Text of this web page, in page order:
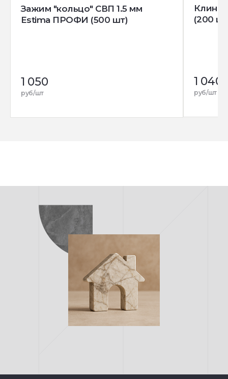
Зажим "кольцо" СВП 1.5 мм
Estima ПРОФИ (500 шт)
1 050
руб/шт
Клин
(200
1 040
руб/шт